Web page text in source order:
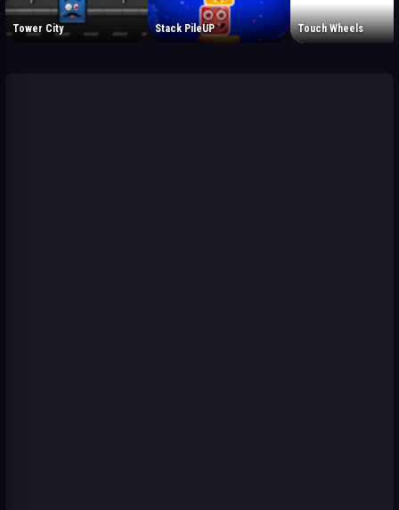
Tower City Stack PileUP Touch Wheels